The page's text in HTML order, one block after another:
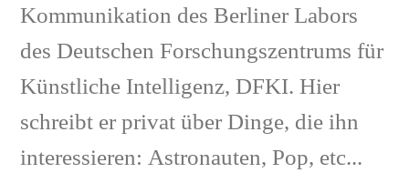
Kommunikation des Berliner Labors
des Deutschen Forschungszentrums für
Künstliche Intelligenz, DFKI. Hier
schreibt er privat über Dinge, die ihn
interessieren: Astronauten, Pop, etc...